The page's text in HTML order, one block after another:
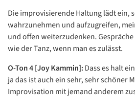
Die improvisierende Haltung lädt ein,
wahrzunehmen und aufzugreifen,
und offen weiterzudenken.
wie der Tanz, wenn man es zulässt.
O-Ton 4 [Joy Kammin]:Dass es halt
ja das ist auch ein sehr, sehr schöner
Improvisation mit jemand anderem